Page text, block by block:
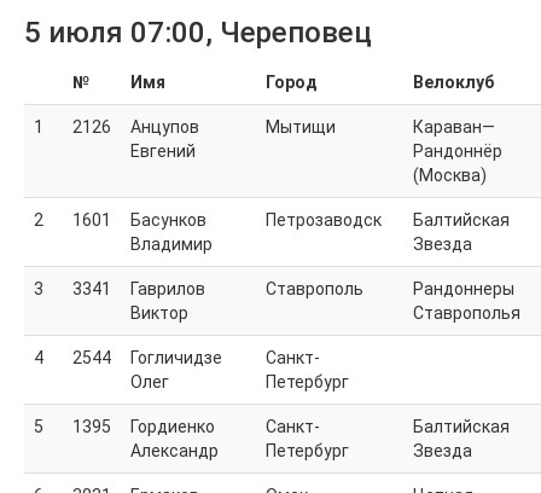
Стоимость и оплаты
Треки и легенда
Регистрация
Список
Контакты
ВОЛ 2024
Стоимость и оплаты
Достопримечательности на маршруте
Волонтерам
Для прессы и спонсоров
Отчеты, Фото
5 июля 07:00, Череповец
№ Имя Город Велоклуб
1 2126
Анцупов
Евгений
Мытищи
Караван—
Рандоннёр
(Москва)
2 1601
Басунков
Владимир
Петрозаводск
Балтийская
Звезда
3 3341
Гаврилов
Виктор
Ставрополь
Рандоннеры
Ставрополья
4 2544
Гогличидзе
Олег
Санкт-
Петербург
5 1395
Гордиенко
Александр
Санкт-
Петербург
Балтийская
Звезда